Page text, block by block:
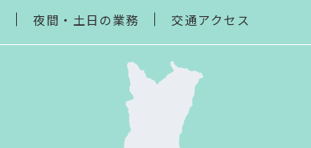
夜間・土日の業務 交通アクセス